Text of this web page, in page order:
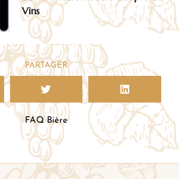
Vins
PARTAGER
FAQ Bière